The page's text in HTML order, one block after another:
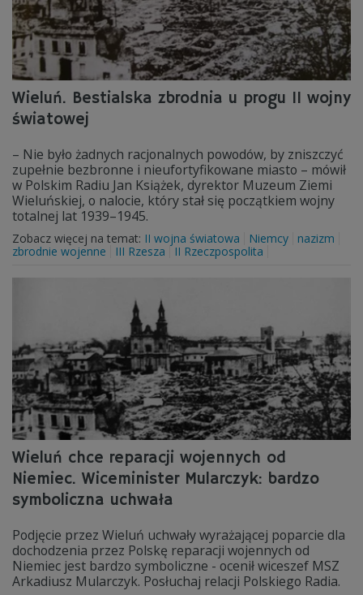
Wieluń. Bestialska zbrodnia u progu II wojny
światowej
– Nie było żadnych racjonalnych powodów, by zniszczyć
zupełnie bezbronne i nieufortyfikowane miasto – mówił
w Polskim Radiu Jan Książek, dyrektor Muzeum Ziemi
Wieluńskiej, o nalocie, który stał się początkiem wojny
totalnej lat 1939–1945.
Zobacz więcej na temat: II wojna światowa Niemcy
nazizm
zbrodnie wojenne
III Rzesza II Rzeczpospolita
Wieluń chce reparacji wojennych od
Niemiec. Wiceminister Mularczyk: bardzo
symboliczna uchwała
Podjęcie przez Wieluń uchwały wyrażającej poparcie dla
dochodzenia przez Polskę reparacji wojennych od
Niemiec jest bardzo symboliczne - ocenił wiceszef MSZ
Arkadiusz Mularczyk. Posłuchaj relacji Polskiego Radia.